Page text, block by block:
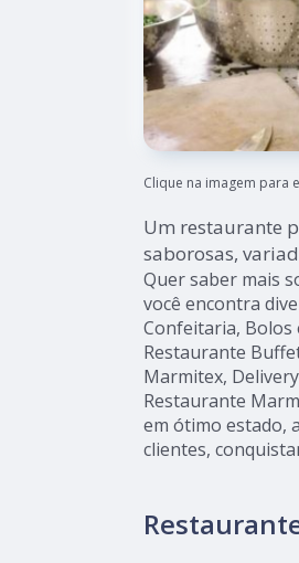
Clique na imagem para
Um restaurante
saborosas,
Quer saber mais
você encontra
Confeitaria, Bolos
Restaurante
Marmitex,
Restaurante
em ótimo estado,
clientes,